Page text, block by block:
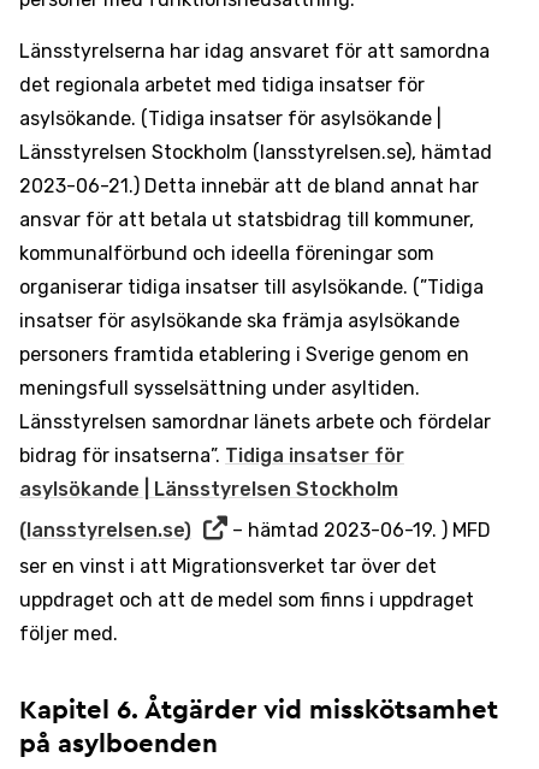
Länsstyrelserna har idag ansvaret för att samordna
det regionala arbetet med tidiga insatser för
asylsökande. (Tidiga insatser för asylsökande |
Länsstyrelsen Stockholm (lansstyrelsen.se), hämtad
2023-06-21.) Detta innebär att de bland annat har
ansvar för att betala ut statsbidrag till kommuner,
kommunalförbund och ideella föreningar som
organiserar tidiga insatser till asylsökande. (”Tidiga
insatser för asylsökande ska främja asylsökande
personers framtida etablering i Sverige genom en
meningsfull sysselsättning under asyltiden.
Länsstyrelsen samordnar länets arbete och fördelar
bidrag för insatserna”. Tidiga insatser för
asylsökande | Länsstyrelsen Stockholm
(lansstyrelsen.se)
– hämtad 2023-06-19. ) MFD
ser en vinst i att Migrationsverket tar över det
uppdraget och att de medel som finns i uppdraget
följer med.
Kapitel 6. Åtgärder vid misskötsamhet
på asylboenden